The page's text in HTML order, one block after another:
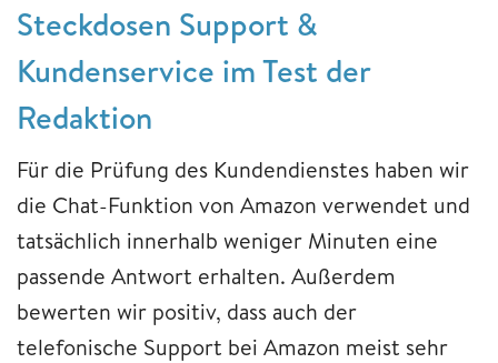
Steckdosen Support &
Kundenservice im Test der
Redaktion
Für die Prüfung des Kundendienstes haben wir
die Chat-Funktion von Amazon verwendet und
tatsächlich innerhalb weniger Minuten eine
passende Antwort erhalten. Außerdem
bewerten wir positiv, dass auch der
telefonische Support bei Amazon meist sehr